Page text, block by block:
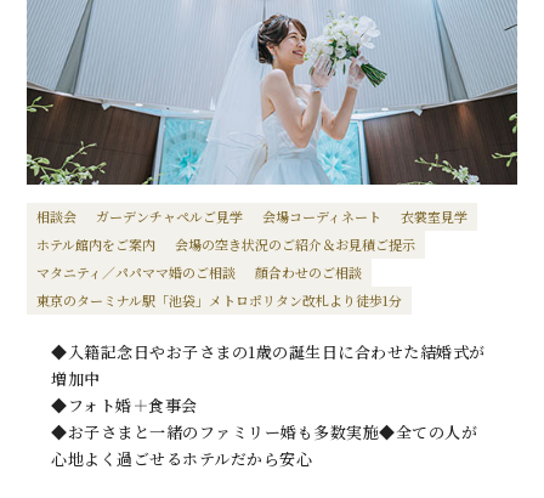
相談会 ガーデンチャペルご見学 会場コーディネート
衣裳室見学
ホテル館内をご案内
会場の空き状況のご紹介＆お見積ご提示
マタニティ／パパママ婚のご相談
顔合わせのご相談
東京のターミナル駅「池袋」メトロポリタン改札より徒歩1分
◆入籍記念日やお子さまの1歳の誕生日に合わせた結婚式が
増加中
◆フォト婚＋食事会
◆お子さまと一緒のファミリー婚も多数実施◆全ての人が
心地よく過ごせるホテルだから安心